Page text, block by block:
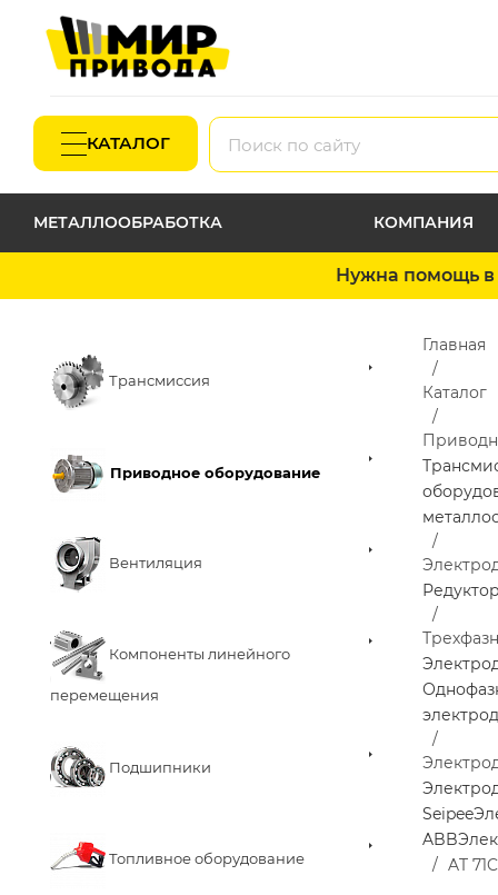
КАТАЛОГ
МЕТАЛЛООБРАБОТКА КОМПАНИЯ
Нужна помощь в
Трансмиссия
Приводное оборудование
Вентиляция
Компоненты линейного
перемещения
Подшипники
Топливное оборудование
Главная
Каталог
Seipee
ABB
AT